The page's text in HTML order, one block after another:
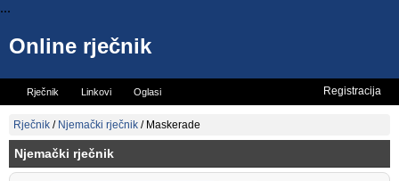
...
Online rječnik
Rječnik Linkovi Oglasi
Vicevi Mini rječnik
Registracija
Rječnik / Njemački rječnik / Maskerade
Njemački rječnik